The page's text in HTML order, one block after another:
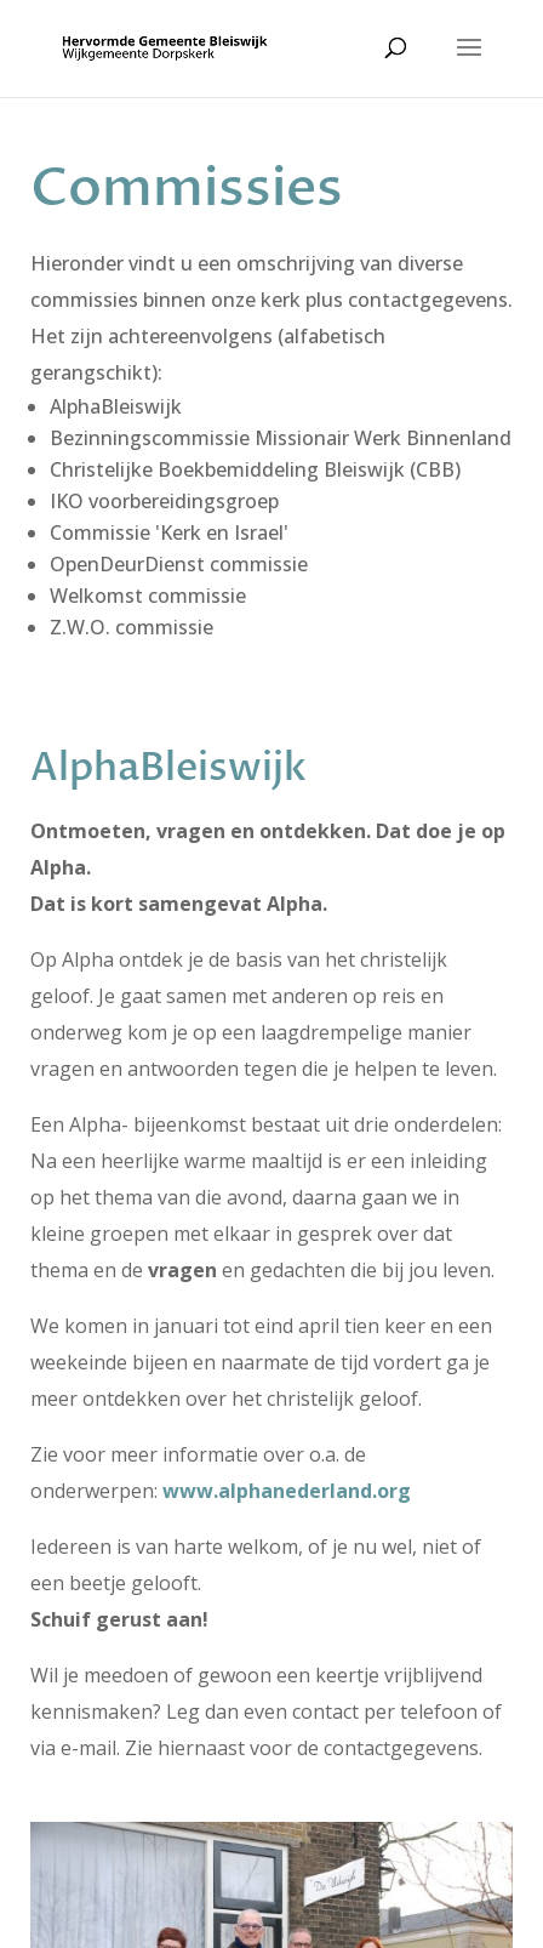
Commissies
Hieronder vindt u een omschrijving van diverse
commissies binnen onze kerk plus contactgegevens.
Het zijn achtereenvolgens (alfabetisch
gerangschikt):
AlphaBleiswijk
Bezinningscommissie Missionair Werk Binnenland
Christelijke Boekbemiddeling Bleiswijk (CBB)
IKO voorbereidingsgroep
Commissie 'Kerk en Israel'
OpenDeurDienst commissie
Welkomst commissie
Z.W.O. commissie
AlphaBleiswijk
Ontmoeten, vragen en ontdekken. Dat doe je op
Alpha.
Dat is kort samengevat Alpha.
Op Alpha ontdek je de basis van het christelijk
geloof. Je gaat samen met anderen op reis en
onderweg kom je op een laagdrempelige manier
vragen en antwoorden tegen die je helpen te leven.
Een Alpha- bijeenkomst bestaat uit drie onderdelen:
Na een heerlijke warme maaltijd is er een inleiding
op het thema van die avond, daarna gaan we in
kleine groepen met elkaar in gesprek over dat
thema en de vragen en gedachten die bij jou leven.
We komen in januari tot eind april tien keer en een
weekeinde bijeen en naarmate de tijd vordert ga je
meer ontdekken over het christelijk geloof.
Zie voor meer informatie over o.a. de
onderwerpen: www.alphanederland.org
Iedereen is van harte welkom, of je nu wel, niet of
een beetje gelooft.
Schuif gerust aan!
Wil je meedoen of gewoon een keertje vrijblijvend
kennismaken? Leg dan even contact per telefoon of
via e-mail. Zie hiernaast voor de contactgegevens.